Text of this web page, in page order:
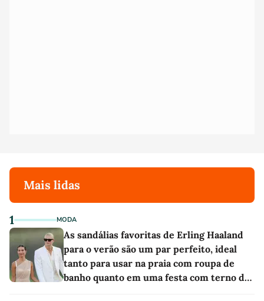
Mais lidas
1 MODA
As sandálias favoritas de Erling Haaland
para o verão são um par perfeito, ideal
tanto para usar na praia com roupa de
banho quanto em uma festa com terno de